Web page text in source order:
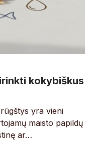
kokybiškus
yra vieni
maisto papildų
ar…